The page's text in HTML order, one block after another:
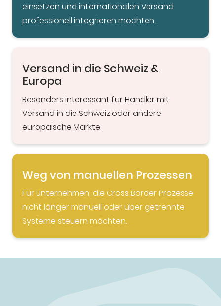
einsetzen und internationalen Versand
professionell integrieren möchten.
Versand in die Schweiz &
Europa
Besonders interessant für Händler mit
Versand in die Schweiz oder andere
europäische Märkte.
Weg von manuellen Prozessen
Für Unternehmen, die Cross Border Prozesse
nicht länger manuell oder über getrennte
Systeme steuern möchten.